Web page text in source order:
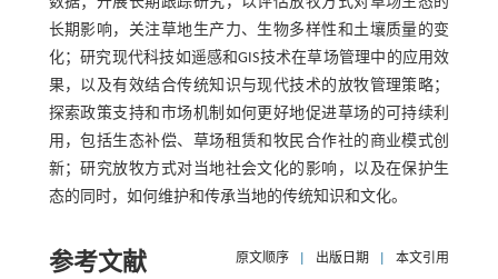
长期影响，关注草地生产力、生物多样性和土壤质量的变
化；研究现代科技如遥感和GIS技术在草场管理中的应用效
果，以及有效结合传统知识与现代技术的放牧管理策略；
探索政策支持和市场机制如何更好地促进草场的可持续利
用，包括生态补偿、草场租赁和牧民合作社的商业模式创
新；研究放牧方式对当地社会文化的影响，以及在保护生
态的同时，如何维护和传承当地的传统知识和文化。
参考文献 原文顺序 出版日期 本文引用